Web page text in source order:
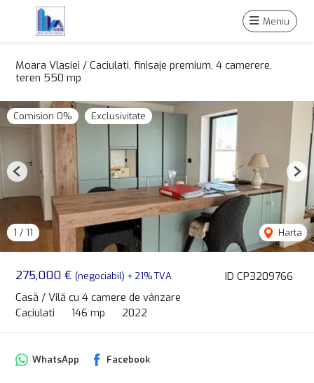
Meniu
Moara Vlasiei / Caciulati, finisaje premium, 4 camerere,
teren 550 mp
ID CP3209766
275,000 € (negociabil) + 21% TVA
Casă / Vilă cu 4 camere de vânzare
Caciulati
146 mp 2022
Comision 0% Exclusivitate
1 / 11 Harta
Previous
WhatsApp Facebook